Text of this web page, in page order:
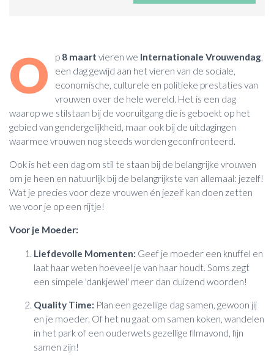
O p 8 maart vieren we Internationale Vrouwendag
een dag gewijd aan het vieren van de sociale,
economische, culturele en politieke prestaties van
vrouwen over de hele wereld. Het is een dag
waarop we stilstaan bij de vooruitgang die is geboekt op het
gebied van gendergelijkheid, maar ook bij de uitdagingen
waarmee vrouwen nog steeds worden geconfronteerd.
Ook is het een dag om stil te staan bij de belangrijke vrouwen
om je heen en natuurlijk bij de belangrijkste van allemaal: jezelf!
Wat je precies voor deze vrouwen én jezelf kan doen zetten
we voor je op een rijtje!
Voor je Moeder:
Liefdevolle Momenten: Geef je moeder een knuffel en
laat haar weten hoeveel je van haar houdt. Soms zegt
een simpele 'dankjewel' meer dan duizend woorden!
Quality Time: Plan een gezellige dag samen, gewoon jij
en je moeder. Of het nu gaat om samen koken, wandelen
in het park of een ouderwets gezellige filmavond, fijn
samen zijn!